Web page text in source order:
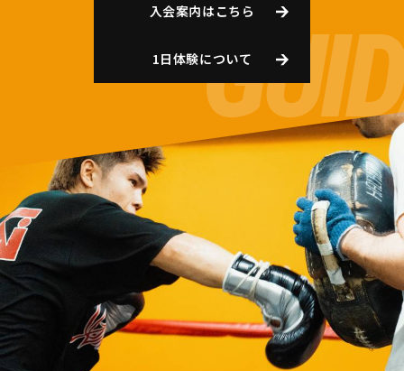
入会案内はこちら
1日体験について